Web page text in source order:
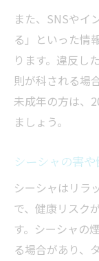
また、SNSやイ
る」といった情
ります。違反し
則が科される場
未成年の方は、
ましょう。
シーシャの害
シーシャはリラ
で、健康リスク
す。シーシャの
る場合があり、